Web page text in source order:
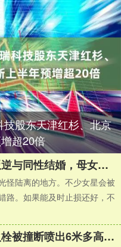
股东天津红杉、北京
超20倍
威资配资 香港亚姐冠军女儿叛逆与同性结婚，母女关系成谜，如今分享正能量
怪陆离的地方。不少女星会被
路。如果能及时止损还好，不
道正网配资 浦星公路附近消火栓被撞断喷出6米多高水柱 相关部门紧急到场处置